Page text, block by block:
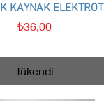
Hızlı Bakış
KAYNAK ELEKTROT
Fiyat
₺36,00
Tükendi